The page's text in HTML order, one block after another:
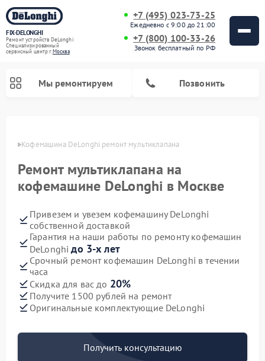
FIX-DELONGHI
Ремонт устройств DeLonghi
Специализированный
cервисный центр г.Москва
+7 (495) 023-73-25
Ежедневно с 9:00 до 21:00
+7 (800) 100-33-26
Звонок бесплатный по РФ
Мы ремонтируем Позвонить
Кофемашина DeLonghi ремонт мультиклапана
Ремонт мультиклапана на
кофемашине DeLonghi в Москве
Привезем и увезем кофемашину DeLonghi
собственной доставкой
Гарантия на наши работы по ремонту кофемашин
DeLonghiдо 3-х лет
Срочный ремонт кофемашин DeLonghi в течении
часа
Скидка для вас до 20%
Получите 1500 рублей на ремонт
Оригинальные комплектующие DeLonghi
Получить консультацию